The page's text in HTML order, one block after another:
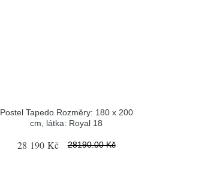
Postel Tapedo Rozměry: 180 x 200
cm, látka: Royal 18
28 190 Kč 28190.00 Kč